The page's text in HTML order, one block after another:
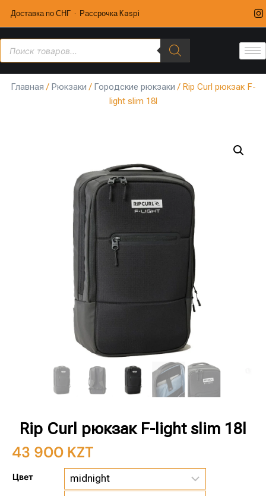
Доставка по СНГ · Рассрочка Kaspi
Главная / Рюкзаки / Городские рюкзаки / Rip Curl рюкзак F-
light slim 18l
Rip Curl рюкзак F-light slim 18l
43 900 KZT
Цвет